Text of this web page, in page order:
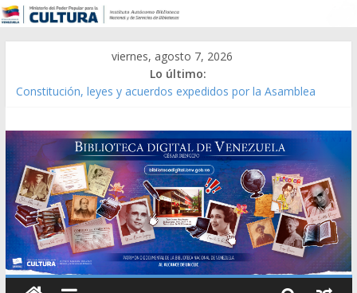
viernes, agosto 7, 2026
Lo último:
Constitución, leyes y acuerdos expedidos por la Asamblea
Modesta Bor Sánchez [material gráfico]
Gaceta Oficial de la República de Venezuela año CXXXIII Mes V,
Caracas 09 de marzo de 2006 N° 38.394
Catálogo temático de obras de Modesta Bor